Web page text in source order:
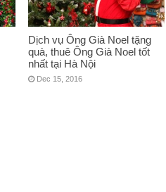
Dịch vụ Ông Già Noel tặng
quà, thuê Ông Già Noel tốt
nhất tại Hà Nội
Dec 15, 2016